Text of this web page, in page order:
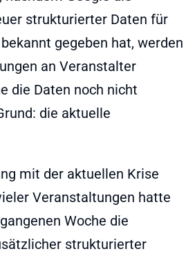
strukturierter Daten für
gegeben hat, werden
an Veranstalter
die Daten noch nicht
die aktuelle
mit der aktuellen Krise
Veranstaltungen hatte
Woche die
strukturierter